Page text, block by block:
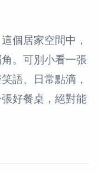
個居家空間中，
。可別小看一張
語、日常點滴，
好餐桌，絕對能